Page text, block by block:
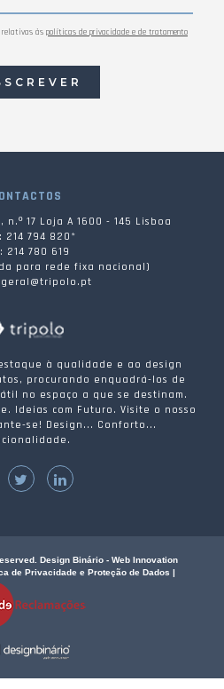
relativas às políticas de privacidade e de tratamento
n.º 17 Loja A 1600 - 145 Lisboa
214 794 820*
214 780 619
para rede fixa nacional)
geral@tripolo.pt
à qualidade e ao design
procurando enquadrá-los de
no espaço a que se destinam.
Ideias com Futuro. Visite o nosso
se! Design... Conforto...
Design Binário - Web Innovation
de Privacidade e Proteção de Dados |